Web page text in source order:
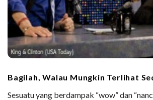
Bagilah, Walau Mungkin Terlihat
Sesuatu yang berdampak “wow” dan